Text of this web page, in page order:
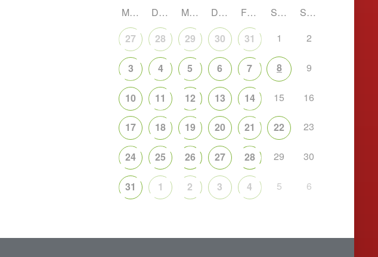
MONTAG DIENSTAG MITTWOCH DONNERSTAG FREITAG SAMSTAG
SONNTAG
27
28 29 30 31 1 2
3 4 5 6 7 8 9
10 11 12 13 14 15 16
17 18 19 20 21 22 23
24 25 26 27 28 29 30
31 1 2 3 4 5 6